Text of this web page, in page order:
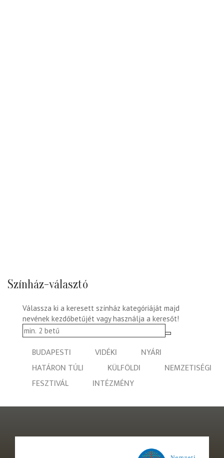
Színház-választó
Válassza ki a keresett színház kategóriáját majd
nevének kezdőbetűjét vagy használja a keresőt!
BUDAPESTI VIDÉKI
NYÁRI
HATÁRON TÚLI
KÜLFÖLDI
NEMZETISÉGI
FESZTIVÁL
INTÉZMÉNY